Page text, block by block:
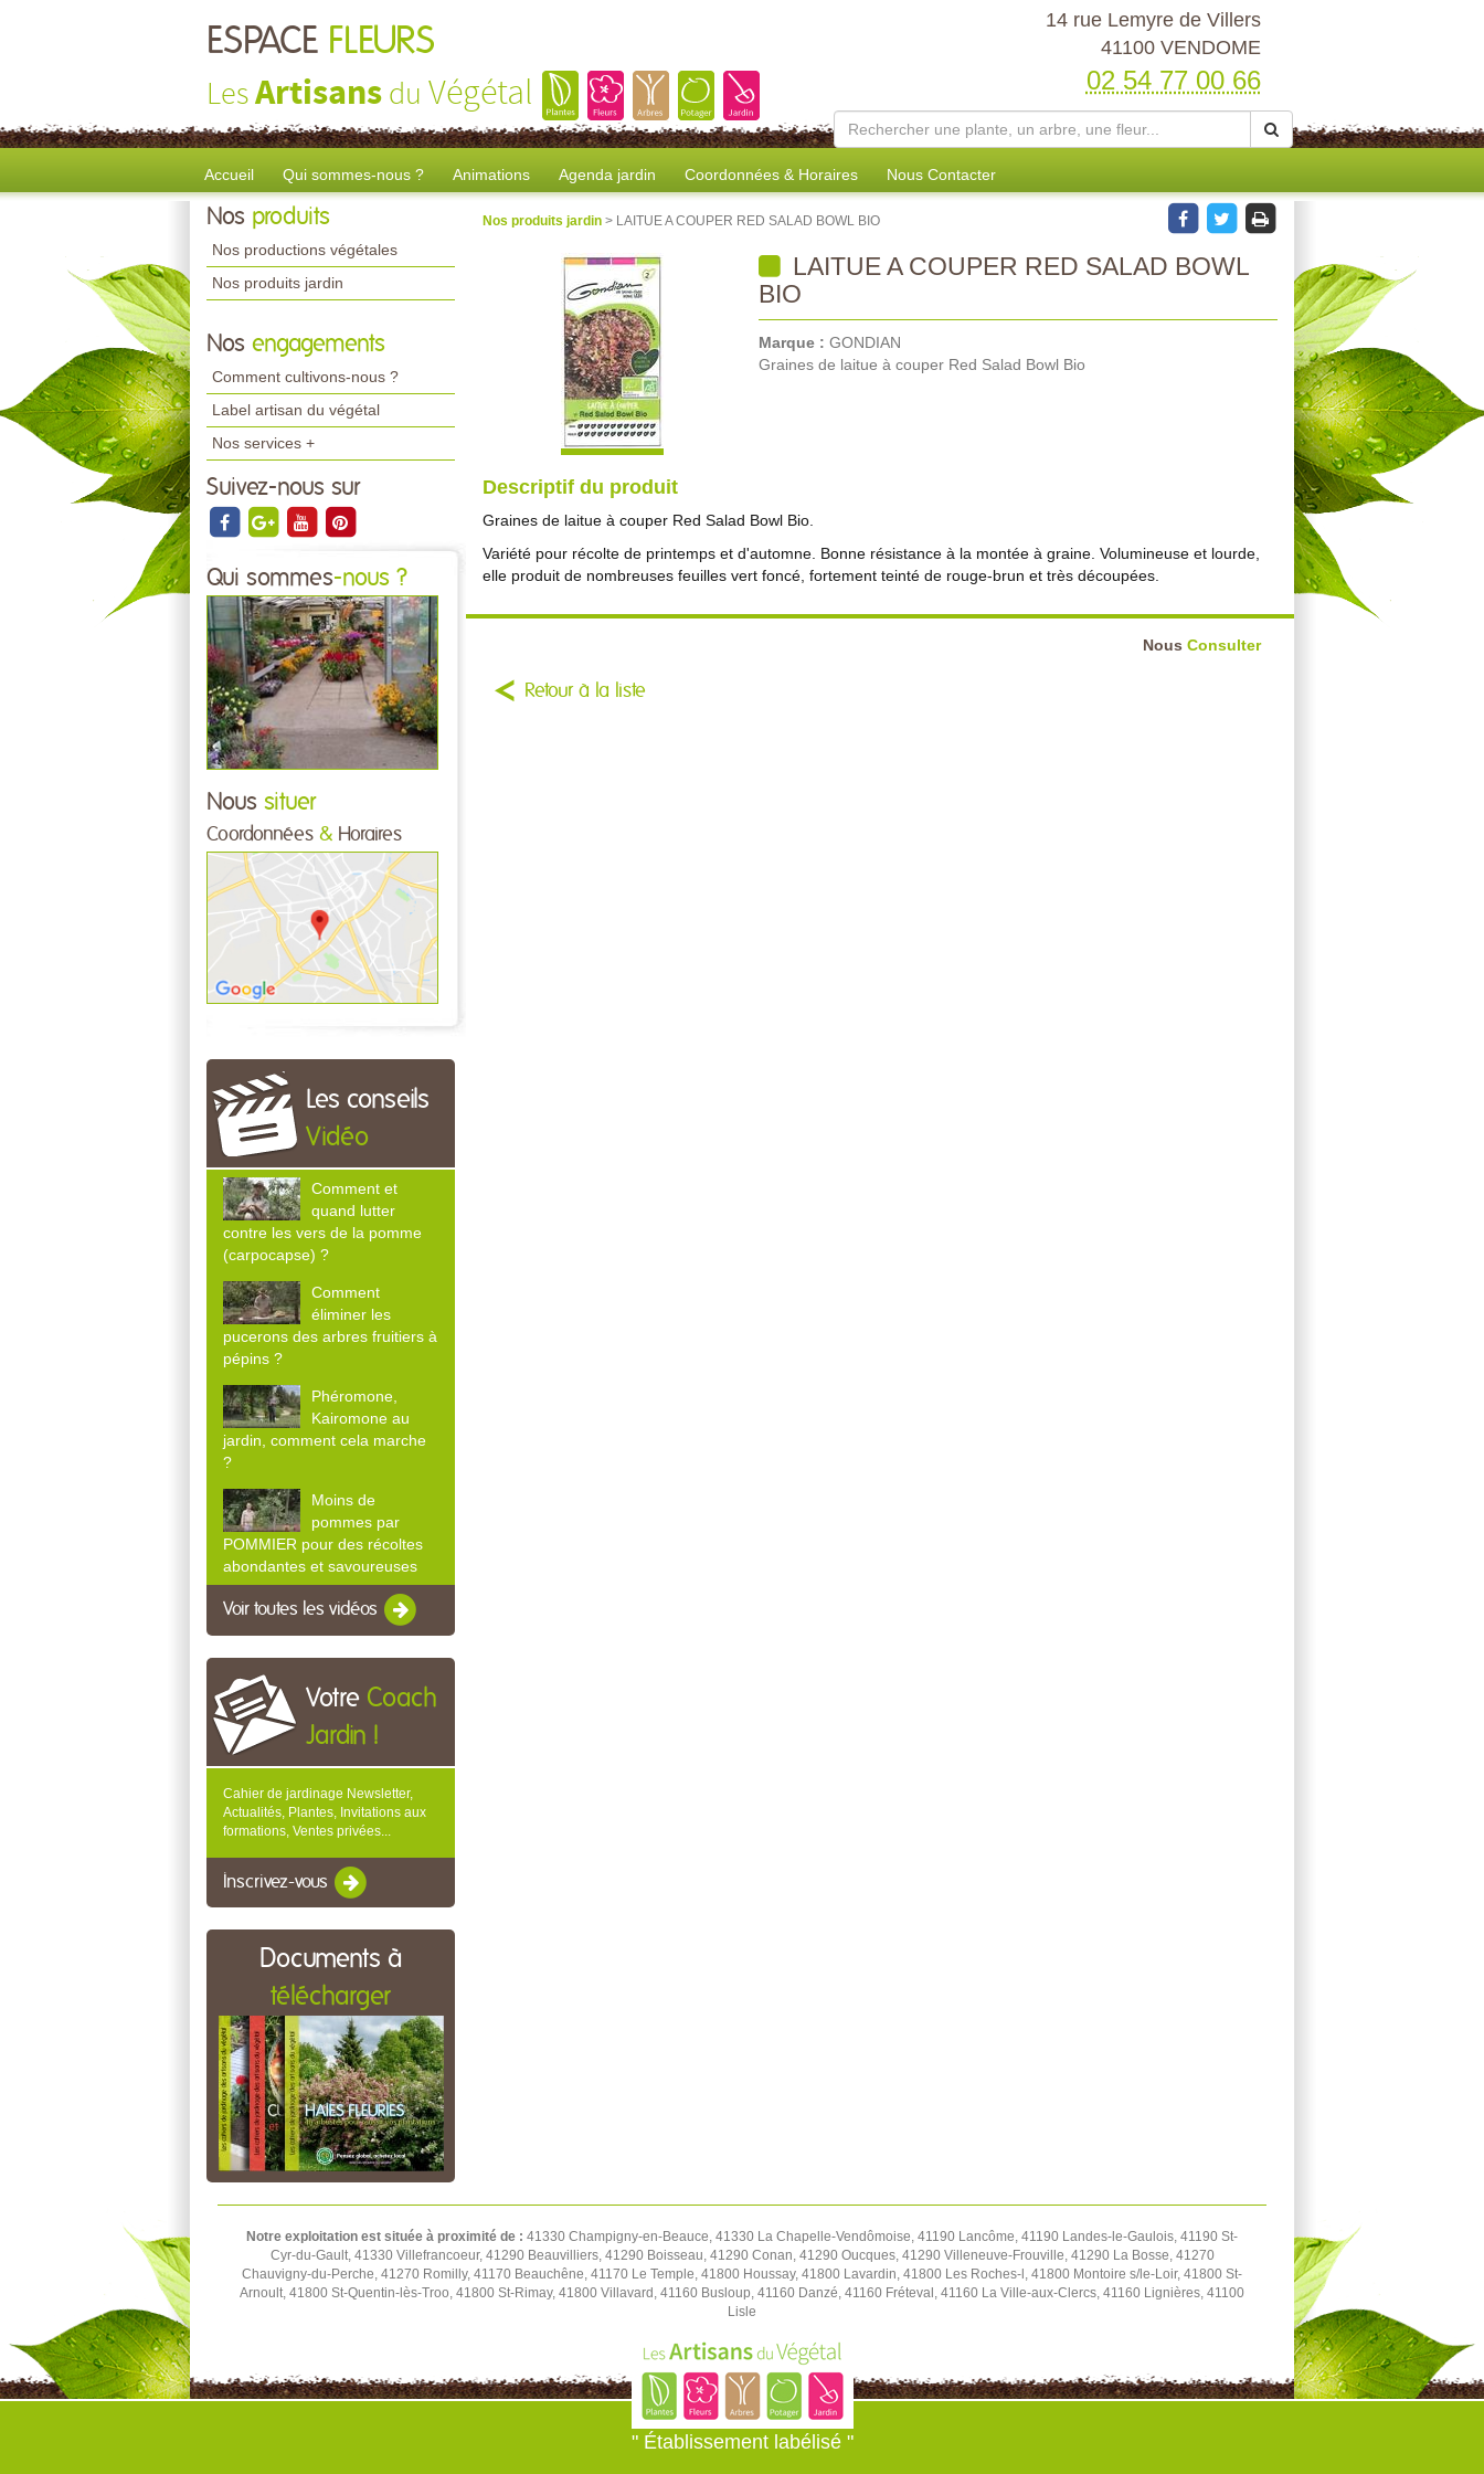
ESPACE FLEURS
LesArtisans du Végétal
14 rue Lemyre de Villers
41100 VENDOME
02 54 77 00 66
Accueil Qui sommes-nous ? Animations Agenda jardin Coordonnées & Horaires Nous Contacter
Nos produits
Nos productions végétales
Nos produits jardin
Nos engagements
Comment cultivons-nous ?
Label artisan du végétal
Nos services +
Suivez-nous sur
Qui sommes-nous ?
Nous situer
Coordonnées & Horaires
Les conseils
Vidéo
Comment et
quand lutter
contre les vers de la pomme
(carpocapse) ?
Comment
éliminer les
pucerons des arbres fruitiers à
pépins ?
Phéromone,
Kairomone au
jardin, comment cela marche
?
Moins de
pommes par
POMMIER pour des récoltes
abondantes et savoureuses
Voir toutes les vidéos
Votre Coach
Jardin !
Cahier de jardinage Newsletter,
Actualités, Plantes, Invitations aux
formations, Ventes privées...
Inscrivez-vous
Documents à
télécharger
Nos produits jardin > LAITUE A COUPER RED SALAD BOWL BIO
LAITUE A COUPER RED SALAD BOWL
BIO
Marque : GONDIAN
Graines de laitue à couper Red Salad Bowl Bio
Descriptif du produit
Graines de laitue à couper Red Salad Bowl Bio.
Variété pour récolte de printemps et d'automne. Bonne résistance à la montée à graine. Volumineuse et lourde,
elle produit de nombreuses feuilles vert foncé, fortement teinté de rouge-brun et très découpées.
Nous Consulter
Retour à la liste
Notre exploitation est située à proximité de : 41330 Champigny-en-Beauce, 41330 La Chapelle-Vendômoise, 41190 Lancôme, 41190 Landes-le-Gaulois, 41190 St-
Cyr-du-Gault, 41330 Villefrancoeur, 41290 Beauvilliers, 41290 Boisseau, 41290 Conan, 41290 Oucques, 41290 Villeneuve-Frouville, 41290 La Bosse, 41270
Chauvigny-du-Perche, 41270 Romilly, 41170 Beauchêne, 41170 Le Temple, 41800 Houssay, 41800 Lavardin, 41800 Les Roches-l, 41800 Montoire s/le-Loir, 41800 St-
Arnoult, 41800 St-Quentin-lès-Troo, 41800 St-Rimay, 41800 Villavard, 41160 Busloup, 41160 Danzé, 41160 Fréteval, 41160 La Ville-aux-Clercs, 41160 Lignières, 41100
Lisle
" Établissement labélisé "